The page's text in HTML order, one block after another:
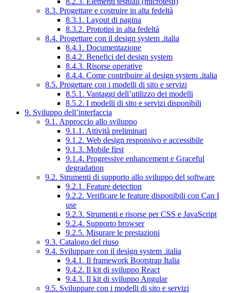
8.3. Progettare e costruire in alta fedeltà
8.3.1. Layout di pagina
8.3.2. Prototipi in alta fedeltà
8.4. Progettare con il design system .italia
8.4.1. Documentazione
8.4.2. Benefici del design system
8.4.3. Risorse operative
8.4.4. Come contribuire al design system .italia
8.5. Progettare con i modelli di sito e servizi
8.5.1. Vantaggi dell’utilizzo dei modelli
8.5.2. I modelli di sito e servizi disponibili
9. Sviluppo dell’interfaccia
9.1. Approccio allo sviluppo
9.1.1. Attività preliminari
9.1.2. Web design responsivo e accessibile
9.1.3. Mobile first
9.1.4. Progressive enhancement e Graceful
degradation
9.2. Strumenti di supporto allo sviluppo del software
9.2.1. Feature detection
9.2.2. Verificare le feature disponibili con Can I
use
9.2.3. Strumenti e risorse per CSS e JavaScript
9.2.4. Supporto browser
9.2.5. Misurare le prestazioni
9.3. Catalogo del riuso
9.4. Sviluppare con il design system .italia
9.4.1. Il framework Bootstrap Italia
9.4.2. Il kit di sviluppo React
9.4.3. Il kit di sviluppo Angular
9.5. Sviluppare con i modelli di sito e servizi